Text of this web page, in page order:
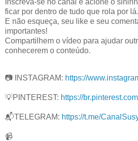
ficar por dentro de tudo que rola por lá.
E não esqueça, seu like e seu
importantes!
Compartilhem o vídeo para ajudar
conhecerem o conteúdo.
📷 INSTAGRAM: https://
💡PINTEREST: https://
📬TELEGRAM: https://t.me/
📹